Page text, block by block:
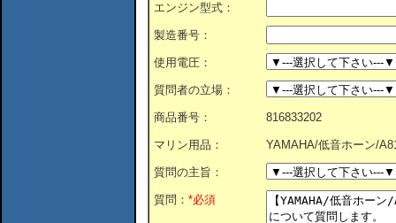
エンジン型式：
製造番号：
使用電圧：
質問者の立場：
商品番号： 816833202
マリン用品： YAMAHA/低音ホーン/
質問の主旨：
質問： *必須